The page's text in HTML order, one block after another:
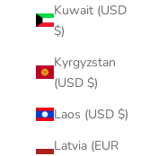
Kuwait (USD
$)
Kyrgyzstan
(USD $)
Laos (USD $)
Latvia (EUR